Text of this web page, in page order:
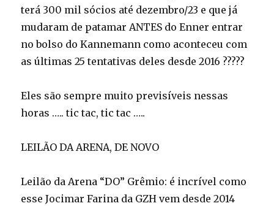
terá 300 mil sócios até dezembro/23 e que já
mudaram de patamar ANTES do Enner entrar
no bolso do Kannemann como aconteceu com
as últimas 25 tentativas deles desde 2016 ?????
Eles são sempre muito previsíveis nessas
horas ….. tic tac, tic tac …..
LEILÃO DA ARENA, DE NOVO
Leilão da Arena “DO” Grêmio: é incrível como
esse Jocimar Farina da GZH vem desde 2014